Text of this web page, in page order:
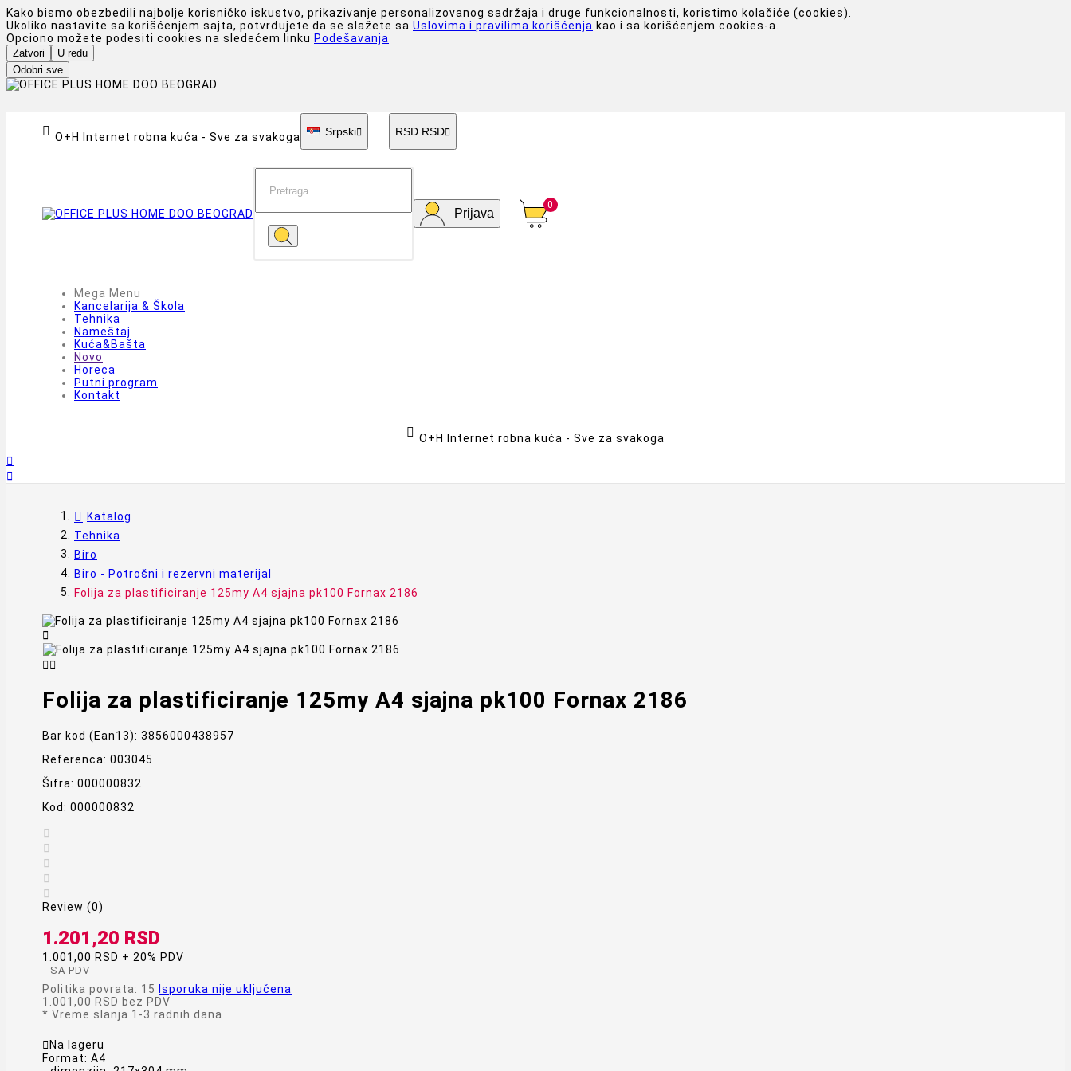
Kako bismo obezbedili najbolje korisničko iskustvo, prikazivanje personalizovanog sadržaja i druge funkcionalnosti, koristimo kolačiće (cookies).
Ukoliko nastavite sa korišćenjem sajta, potvrđujete da se slažete sa Uslovima i pravilima korišćenja kao i sa korišćenjem cookies-a.
Opciono možete podesiti cookies na sledećem linku Podešavanja
Zatvori
U redu
Odobri sve
 O+H Internet robna kuća - Sve za svakoga Srpski RSD RSD
Prijava
0
Mega Menu
Kancelarija & Škola
Tehnika
Nameštaj
Kuća&Bašta
Novo
Horeca
Putni program
Kontakt
 O+H Internet robna kuća - Sve za svakoga


Katalog
Tehnika
Biro
Biro - Potrošni i rezervni materijal
Folija za plastificiranje 125my A4 sjajna pk100 Fornax 2186


Folija za plastificiranje 125my A4 sjajna pk100 Fornax 2186
Bar kod (Ean13): 3856000438957
Referenca: 003045
Šifra: 000000832
Kod: 000000832





Review (0)
1.201,20 RSD
1.001,00 RSD + 20% PDV
SA PDV
Politika povrata: 15
Isporuka nije uključena
1.001,00 RSD bez PDV
* Vreme slanja 1-3 radnih dana
 Na lageru
Format: A4